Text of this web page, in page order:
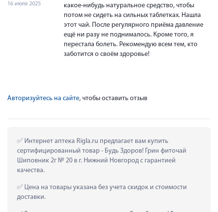
16 июля 2025
какое-нибудь натуральное средство, чтобы
потом не сидеть на сильных таблетках. Нашла
этот чай. После регулярного приёма давление
ещё ни разу не поднималось. Кроме того, я
перестала болеть. Рекомендую всем тем, кто
заботится о своём здоровье!
Авторизуйтесь на сайте, чтобы оставить отзыв
Интернет аптека Rigla.ru предлагает вам купить
сертифицированный товар - Будь Здоров! Грин фиточай
Шиповник 2г № 20 в г. Нижний Новгород с гарантией
качества.
Цена на товары указана без учета скидок и стоимости
доставки.